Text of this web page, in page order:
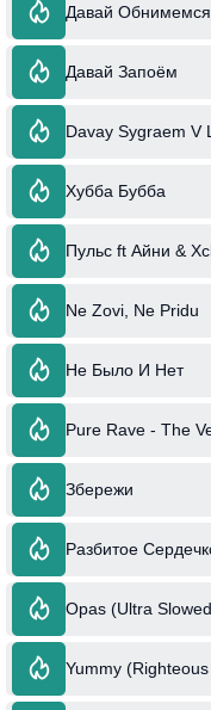
Давай
Давай Запоём
Davay Sygraem V
Хубба Бубба
Пульс ft Айни &
Ne Zovi, Ne Pridu
Не Было И Нет
Pure Rave - The
Збережи
Разбитое
Opas (Ultra
Yummy